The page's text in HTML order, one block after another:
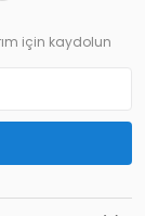
için kaydolun